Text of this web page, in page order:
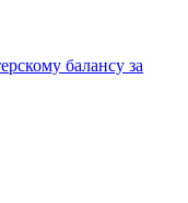
балансу за